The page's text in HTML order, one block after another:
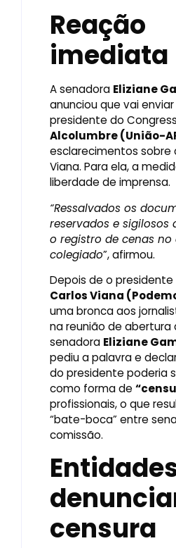
Reação
imediata
A senadora Eliziane
anunciou que vai
presidente do
Alcolumbre (União-
esclarecimentos sobre
Viana. Para ela, a
liberdade de imprensa.
“Ressalvados os
reservados e sigilosos
o registro de cenas
colegiado”, afirmou.
Depois de o
Carlos Viana
uma bronca aos
na reunião de abertura
senadora Eliziane
pediu a palavra e
do presidente poderia
como forma de
profissionais, o que
“bate-boca” entre
comissão.
censura